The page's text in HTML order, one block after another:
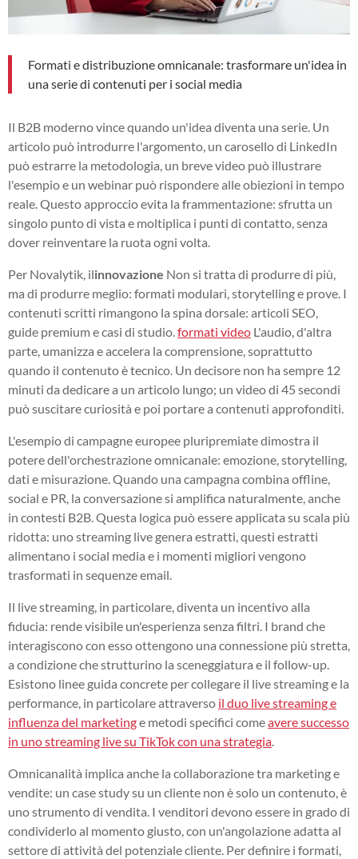
Formati e distribuzione omnicanale: trasformare un'idea in
una serie di contenuti per i social media
Il B2B moderno vince quando un'idea diventa una serie. Un
articolo può introdurre l'argomento, un carosello di LinkedIn
può estrarre la metodologia, un breve video può illustrare
l'esempio e un webinar può rispondere alle obiezioni in tempo
reale. Questo approccio evita la frammentazione: sfrutta un
singolo punto di vista e moltiplica i punti di contatto, senza
dover reinventare la ruota ogni volta.
Per Novalytik, ilinnovazione Non si tratta di produrre di più,
ma di produrre meglio: formati modulari, storytelling e prove. I
contenuti scritti rimangono la spina dorsale: articoli SEO,
guide premium e casi di studio.formati video L'audio, d'altra
parte, umanizza e accelera la comprensione, soprattutto
quando il contenuto è tecnico. Un decisore non ha sempre 12
minuti da dedicare a un articolo lungo; un video di 45 secondi
può suscitare curiosità e poi portare a contenuti approfonditi.
L'esempio di campagne europee pluripremiate dimostra il
potere dell'orchestrazione omnicanale: emozione, storytelling,
dati e misurazione. Quando una campagna combina offline,
social e PR, la conversazione si amplifica naturalmente, anche
in contesti B2B. Questa logica può essere applicata su scala più
ridotta: uno streaming live genera estratti, questi estratti
alimentano i social media e i momenti migliori vengono
trasformati in sequenze email.
Il live streaming, in particolare, diventa un incentivo alla
fiducia: rende visibile un'esperienza senza filtri. I brand che
interagiscono con esso ottengono una connessione più stretta,
a condizione che strutturino la sceneggiatura e il follow-up.
Esistono linee guida concrete per collegare il live streaming e la
performance, in particolare attraverso il duo live streaming e
influenza del marketinge metodi specifici comeavere successo
in uno streaming live su TikTok con una strategia.
Omnicanalità implica anche la collaborazione tra marketing e
vendite: un case study su un cliente non è solo un contenuto, è
uno strumento di vendita. I venditori devono essere in grado di
condividerlo al momento giusto, con un'angolazione adatta al
settore di attività del potenziale cliente. Per definire i formati,